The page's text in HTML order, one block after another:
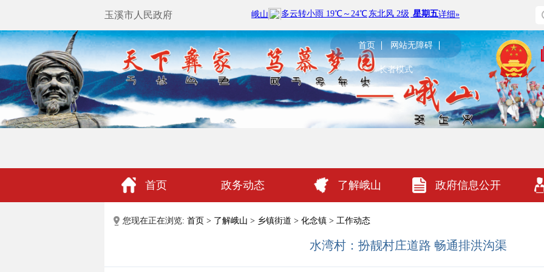
玉溪市人民政府
首页 网站无障碍
长者模式
首页 政务动态 了解峨山 政府信息公开
政民互动
您现在正在浏览: 首页 > 了解峨山 > 乡镇街道 > 化念镇 > 工作动态
水湾村：扮靓村庄道路 畅通排洪沟渠